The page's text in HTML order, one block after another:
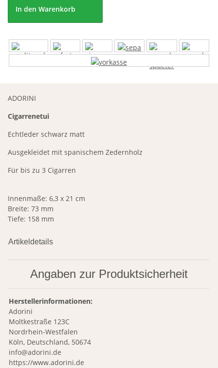
In den Warenkorb
ADORINI
Cigarrenetui
Echtleder schwarz matt
Ausgekleidet mit spanischem Zedernholz
Für bis zu 3 Cigarren
Innenmaße: 6,3 x 21 cm
Breite: 73 mm
Tiefe: 158 mm
Artikeldetails
Angaben zur Produktsicherheit
Herstellerinformationen:
Adorini
Moltkestraße 123C
Nordrhein-Westfalen
Köln, Deutschland, 50674
info@adorini.de
https://www.adorini.de